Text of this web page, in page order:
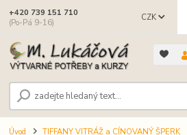
CZK
+420 739 151 710
(Po-Pá 9-16)
Úvod TIFFANY VITRÁŽ a CÍNOVANÝ ŠPERK